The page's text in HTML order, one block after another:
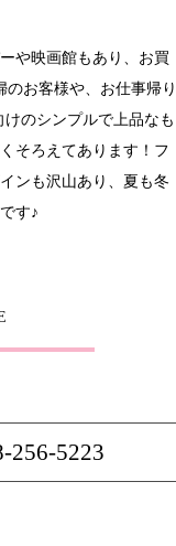
や映画館もあり、お買
のお客様や、お仕事帰り
のシンプルで上品なも
そろえてあります！フ
ンも沢山あり、夏も冬
す♪
5223